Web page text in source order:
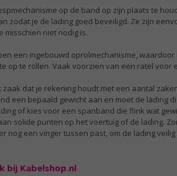
op de band op zijn plaats te
zodat je de lading goed beveiligd. Ze zijn
misschien niet nodig is.
een ingebouwd oprolmechanisme, waardoor
op te rollen. Vaak voorzien van een ratel voor
dat je rekening houdt met een aantal
een bepaald gewicht aan en moet de lading
of kies voor een spanband die flink wat
solide punten op het voertuig of de lading.
nog een vinger tussen past, om de lading
bij Kabelshop.nl